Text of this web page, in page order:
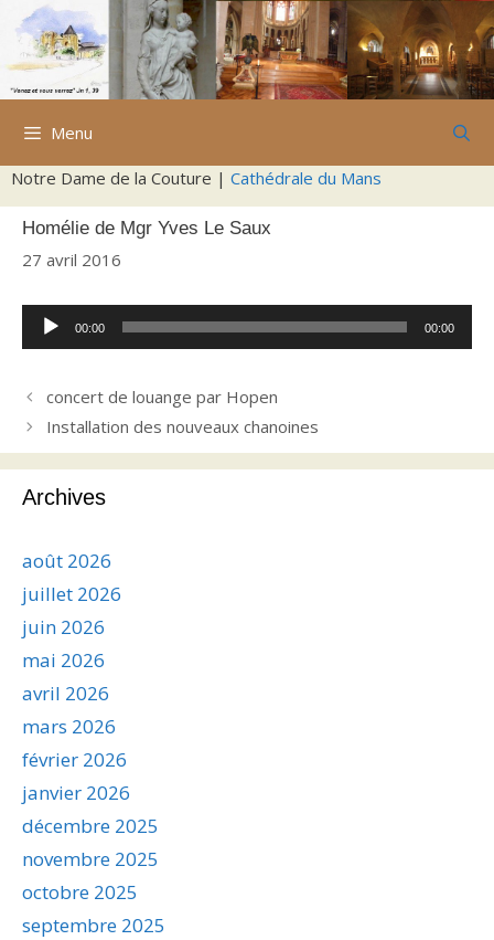
Aller
contenu
Menu
Notre Dame de la Couture | Cathédrale du Mans
Homélie de Mgr Yves Le Saux
27 avril 2016
Lecteur
audio
00:00 00:00
concert de louange par Hopen
Installation des nouveaux chanoines
Archives
août 2026
juillet 2026
juin 2026
mai 2026
avril 2026
mars 2026
février 2026
janvier 2026
décembre 2025
novembre 2025
octobre 2025
septembre 2025